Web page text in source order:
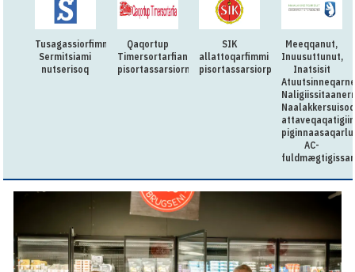
Tusagassiorfimmi
Sermitsiami
nutserisoq
Qaqortup
Timersortarfianut
pisortassarsiorneq
SIK
allattoqarfimmi
pisortassarsiorpoq
Meeqqanut,
Inuusuttunut,
Inatsisit
AC-